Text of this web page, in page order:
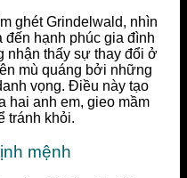
ghét Grindelwald, nhìn
đến hạnh phúc gia đình
nhận thấy sự thay đổi ở
mù quáng bởi những
vọng. Điều này tạo
hai anh em, gieo mầm
tránh khỏi.
mệnh